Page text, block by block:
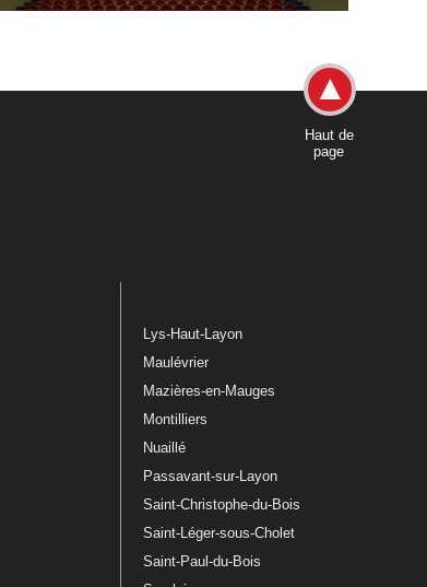
Haut de
page
Lys-Haut-Layon
Maulévrier
Mazières-en-Mauges
Montilliers
Nuaillé
Passavant-sur-Layon
Saint-Christophe-du-Bois
Saint-Léger-sous-Cholet
Saint-Paul-du-Bois